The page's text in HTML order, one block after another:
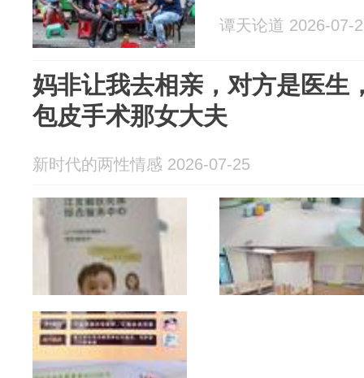
谭天论道 2026-07-
妈非让我去相亲，对方是医生
包皮手术那女大夫
新时代的两性情感 2026-07-25